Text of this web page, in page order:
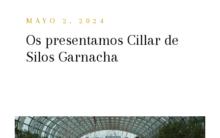
MAYO 2, 2024
Os presentamos Cillar de
Silos Garnacha